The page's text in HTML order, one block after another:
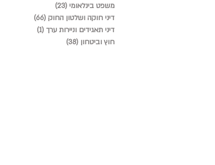
משפט בינלאומי (23)
דיני חוקה ושלטון החוק (66)
דיני תאגידים וניירות ערך (1)
חוץ וביטחון (38)